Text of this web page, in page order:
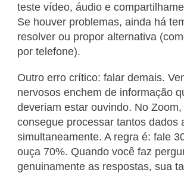
teste vídeo, áudio e
Se houver problemas, ainda há
resolver ou propor alternativa
por telefone).
Outro erro crítico: falar demais.
nervosos enchem de informação
deveriam estar ouvindo. No
consegue processar tantos dados
simultaneamente. A regra é: fale
ouça 70%. Quando você faz
genuinamente as respostas, sua